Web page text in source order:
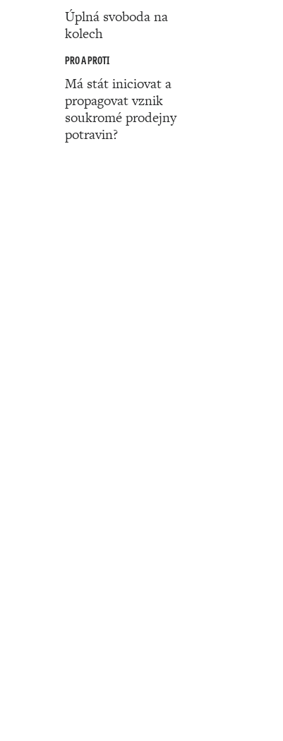
Úplná svoboda na
kolech
PRO A PROTI
Má stát iniciovat a
propagovat vznik
soukromé prodejny
potravin?